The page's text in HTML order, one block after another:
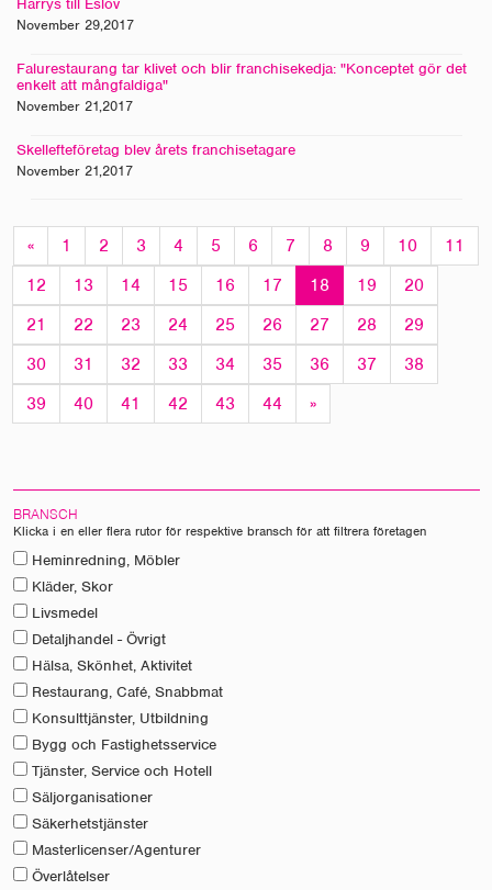
Harrys till Eslöv
November 29,2017
Falurestaurang tar klivet och blir franchisekedja: "Konceptet gör det
enkelt att mångfaldiga"
November 21,2017
Skellefteföretag blev årets franchisetagare
November 21,2017
« 1 2 3 4 5 6 7 8 9 10
11
12
13 14 15 16 17 18 19
20
21
22 23 24 25 26 27 28
29
30
31 32 33 34 35 36 37
38
39
40 41 42 43 44 »
BRANSCH
Klicka i en eller flera rutor för respektive bransch för att filtrera företagen
Heminredning, Möbler
Kläder, Skor
Livsmedel
Detaljhandel - Övrigt
Hälsa, Skönhet, Aktivitet
Restaurang, Café, Snabbmat
Konsulttjänster, Utbildning
Bygg och Fastighetsservice
Tjänster, Service och Hotell
Säljorganisationer
Säkerhetstjänster
Masterlicenser/Agenturer
Överlåtelser